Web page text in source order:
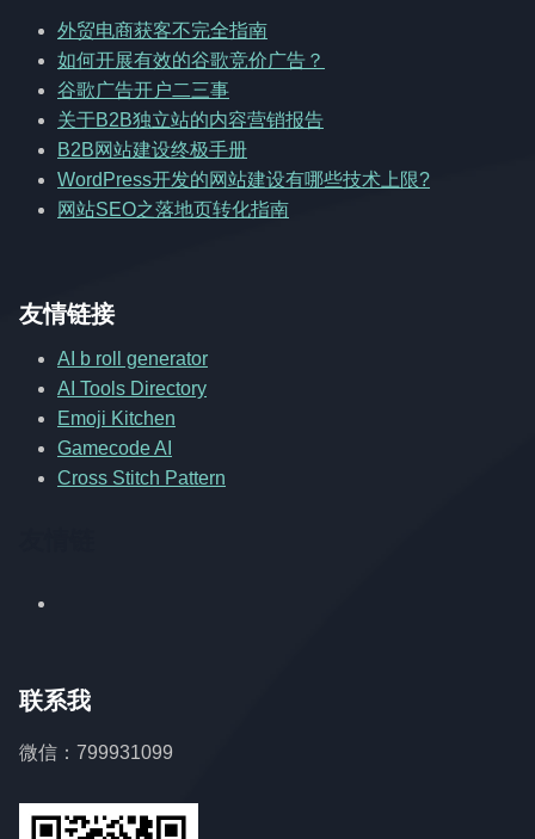
外贸电商获客不完全指南
如何开展有效的谷歌竞价广告？
谷歌广告开户二三事
关于B2B独立站的内容营销报告
B2B网站建设终极手册
WordPress开发的网站建设有哪些技术上限?
网站SEO之落地页转化指南
友情链接
AI b roll generator
AI Tools Directory
Emoji Kitchen
Gamecode AI
Cross Stitch Pattern
联系我
微信：799931099